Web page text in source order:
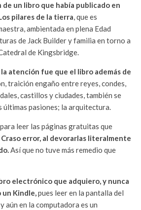
de un libro que había publicado en
pilares de la tierra, que es
ambientada en plena Edad
de Jack Builder y familia en torno a
de Kingsbridge.
la atención fue que el libro además de
traición engaño entre reyes, condes,
castillos y ciudades, también se
últimas pasiones; la arquitectura.
leer las páginas gratuitas que
Craso error, al devorarlas literalmente
Así que no tuve más remedio que
electrónico que adquiero, y nunca
un Kindle,pues leer en la pantalla del
aún en la computadora es un